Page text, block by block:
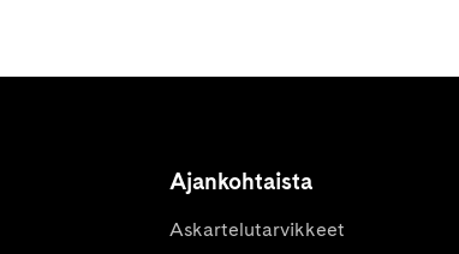
Ajankohtaista
Askartelutarvikkeet